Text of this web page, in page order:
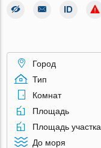
Город
Тип
Комнат
Площадь
Площадь участка
До моря